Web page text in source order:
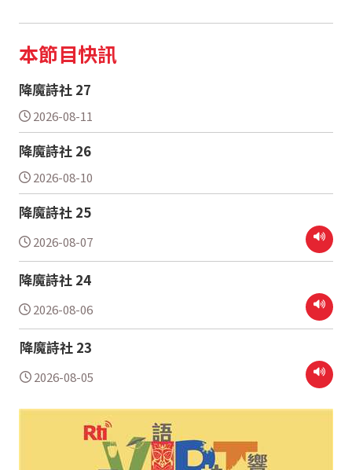
本節目快訊
降魔詩社 27
2026-08-11
降魔詩社 26
2026-08-10
降魔詩社 25
2026-08-07
降魔詩社 24
2026-08-06
降魔詩社 23
2026-08-05